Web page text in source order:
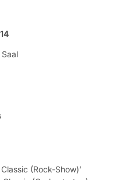
(Rock-Show)’